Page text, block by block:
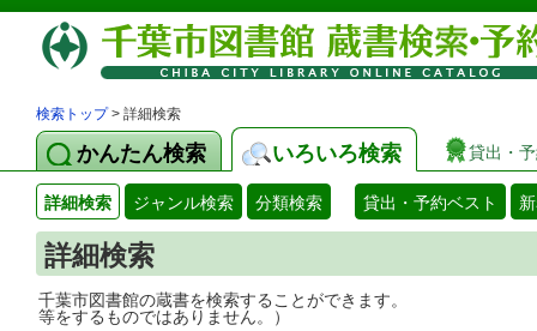
検索トップ> 詳細検索
かんたん検索 いろいろ検索 貸出・
詳細検索 ジャンル検索 分類検索 貸出・予約ベスト
詳細検索
千葉市図書館の蔵書を検索することがで
等をするものではありません。）